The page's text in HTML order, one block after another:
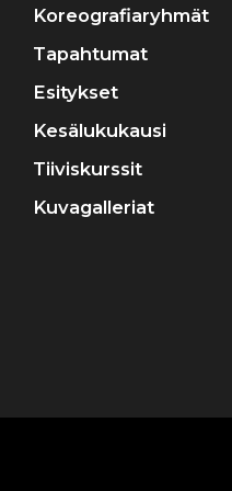
Koreografiaryhmät
Tapahtumat
Esitykset
Kesälukukausi
Tiiviskurssit
Kuvagalleriat